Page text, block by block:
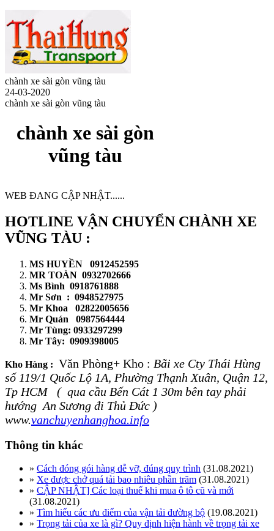
chành xe sài gòn vũng tàu
24-03-2020
chành xe sài gòn vũng tàu
chành xe sài gòn
vũng tàu
WEB ĐANG CẬP NHẬT......
HOTLINE VẬN CHUYỂN CHÀNH XE
VŨNG TÀU :
MS HUYỀN 0912452595
MR TOÀN 0932702666
Ms Bình 0918761888
Mr Sơn : 0948527975
Mr Khoa 02822005656
Mr Quán 0987564444
Mr Tùng: 0933297299
Mr Tây: 0909398005
Kho Hàng : Văn Phòng+ Kho : Bãi xe Cty Thái Hùng
số 119/1 Quốc Lộ 1A, Phường Thạnh Xuân, Quận 12,
Tp HCM ( qua cầu Bến Cát 1 30m bên tay phải
hướng An Sương đi Thủ Đức )
www.vanchuyenhanghoa.info
Thông tin khác
» Cách đóng gói hàng dễ vỡ, đúng quy trình (31.08.2021)
» Xe được chở quá tải bao nhiêu phần trăm (31.08.2021)
» CẬP NHẬT] Các loại thuế khi mua ô tô cũ và mới
(31.08.2021)
» Tìm hiểu các ưu điểm của vận tải đường bộ (19.08.2021)
» Trọng tải của xe là gì? Quy định hiện hành về trọng tải xe